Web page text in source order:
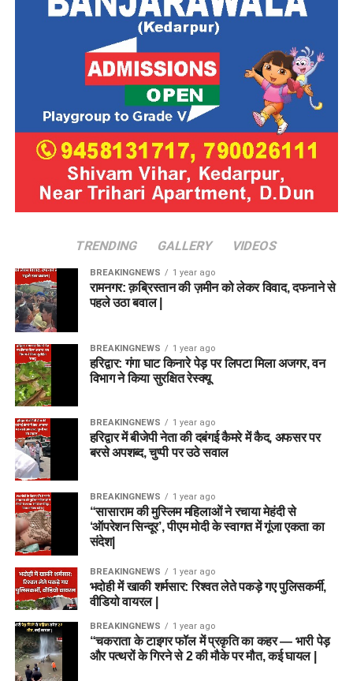
TRENDING GALLERY VIDEOS
BREAKINGNEWS 1 year ago
रामनगर: क़ब्रिस्तान की ज़मीन को लेकर विवाद, दफनाने से
पहले उठा बवाल |
BREAKINGNEWS 1 year ago
हरिद्वार: गंगा घाट किनारे पेड़ पर लिपटा मिला अजगर, वन
विभाग ने किया सुरक्षित रेस्क्यू
BREAKINGNEWS 1 year ago
हरिद्वार में बीजेपी नेता की दबंगई कैमरे में कैद, अफसर पर
बरसे अपशब्द, चुप्पी पर उठे सवाल
BREAKINGNEWS 1 year ago
“सासाराम की मुस्लिम महिलाओं ने रचाया मेहंदी से
‘ऑपरेशन सिन्दूर’, पीएम मोदी के स्वागत में गूंजा एकता का
संदेश|
BREAKINGNEWS 1 year ago
भदोही में खाकी शर्मसार: रिश्वत लेते पकड़े गए पुलिसकर्मी,
वीडियो वायरल |
BREAKINGNEWS 1 year ago
“चकराता के टाइगर फॉल में प्रकृति का कहर — भारी पेड़
और पत्थरों के गिरने से 2 की मौके पर मौत, कई घायल |